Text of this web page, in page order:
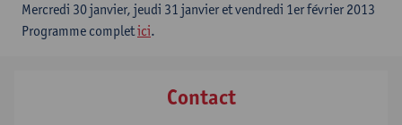
Mercredi 30 janvier, jeudi 31 janvier et vendredi 1er février 2013
Programme completici.
Contact